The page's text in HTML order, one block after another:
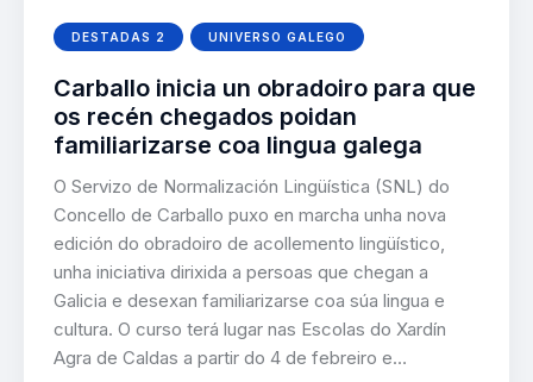
DESTADAS 2 UNIVERSO GALEGO
Carballo inicia un obradoiro para que
os recén chegados poidan
familiarizarse coa lingua galega
O Servizo de Normalización Lingüística (SNL) do
Concello de Carballo puxo en marcha unha nova
edición do obradoiro de acollemento lingüístico,
unha iniciativa dirixida a persoas que chegan a
Galicia e desexan familiarizarse coa súa lingua e
cultura. O curso terá lugar nas Escolas do Xardín
Agra de Caldas a partir do 4 de febreiro e…